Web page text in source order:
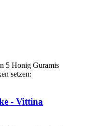
5 Honig Guramis
setzen:
- Vittina